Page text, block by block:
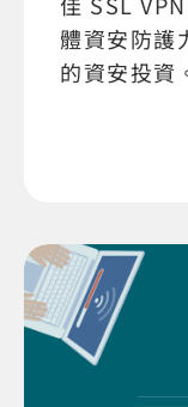
體資安防護
的資安投資